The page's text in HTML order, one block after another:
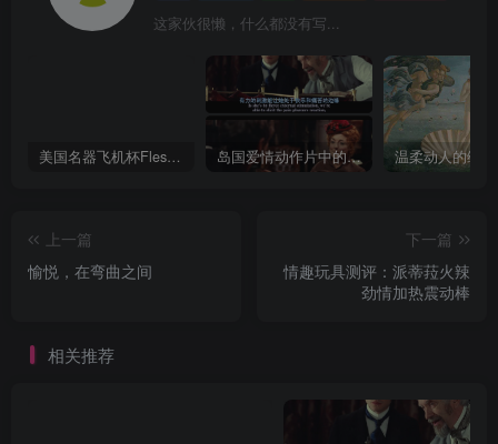
这家伙很懒，什么都没有写...
美国名器飞机杯Fleshlight 【Quickshot-Vantage 双头飞机杯】完全评测 岛国爱情动作片中的AV棒到底有多猛？成人用品震动棒的发展史！
上一篇
愉悦，在弯曲之间
下一篇
情趣玩具测评：派蒂菈火辣
劲情加热震动棒
相关推荐